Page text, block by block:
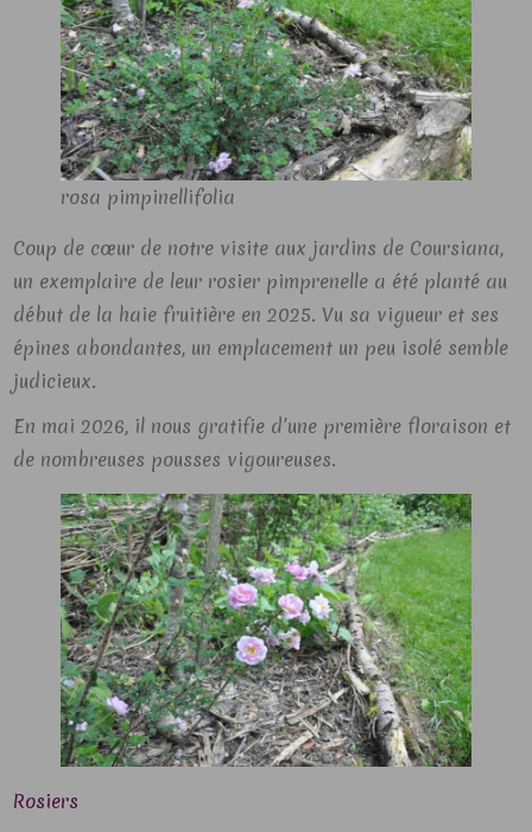
rosa pimpinellifolia
Coup de cœur de notre visite aux jardins de Coursiana,
un exemplaire de leur rosier pimprenelle a été planté au
début de la haie fruitière en 2025. Vu sa vigueur et ses
épines abondantes, un emplacement un peu isolé semble
judicieux.
En mai 2026, il nous gratifie d’une première floraison et
de nombreuses pousses vigoureuses.
Rosiers